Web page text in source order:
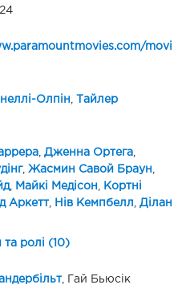
movi
Олпін
Тайлер
, Дженна Ортега,
, Жасмин Савой Браун
, Майкі Медісон
Кортні
Аркетт, Нів Кемпбелл
Ділан
та ролі (10)
, Гай Бьюсік